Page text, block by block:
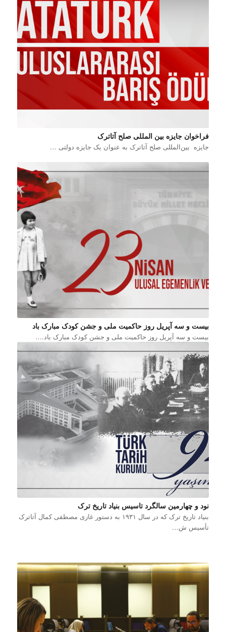
فراخوان جایزه بین المللی صلح آتاترک
جایزه بین‌المللی صلح آتاترک به عنوان یک جایزه دولتی …
بیست و سه آپریل روز حاکمیت ملی و جشن کودک مبارک باد
بیست و سه آپریل روز حاکمیت ملی و جشن کودک مبارک باد.…
نود و چهارمین سالگرد تاسیس بنیاد تاریخ ترک
بنیاد تاریخ ترک که در سال ۱۹۳۱ به دستور غازی مصطفی کمال آتاترک
تأسیس ش…